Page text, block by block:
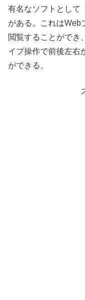
有名なソフトとして
がある。これはWeb
閲覧することができ
イプ操作で前後左右
ができる。